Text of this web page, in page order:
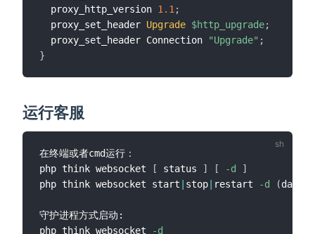
  proxy_http_version
1.1 ;
  proxy_set_header
Upgrade $http_upgrade;
  proxy_set_header Connection
"Upgrade" ;
}
运行客服
在终端或者cmd运行：
php think websocket
[ status ] [ -d
]
php think websocket start
stop restart -d (
守护进程方式启动:
php think websocket
-d